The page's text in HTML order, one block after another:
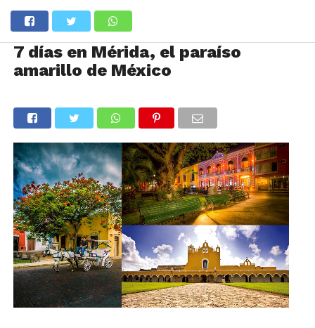
7 días en Mérida, el paraíso
amarillo de México